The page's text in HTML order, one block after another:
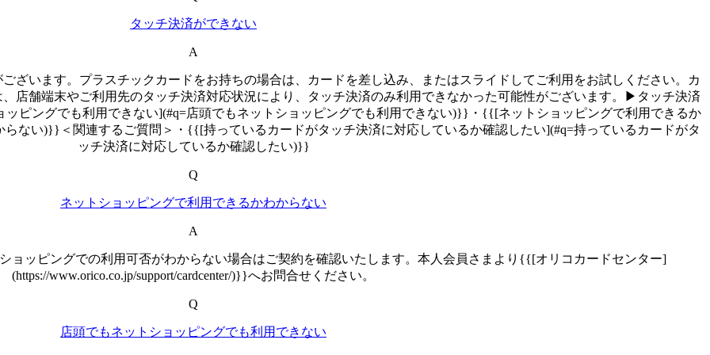
タッチ決済ができない
A
ざいます。プラスチックカードをお持ちの場合は、カードを差し込み、またはスライドしてご利用をお試しください。カ
店舗端末やご利用先のタッチ決済対応状況により、タッチ決済のみ利用できなかった可能性がございます。▶タッチ決済
ピングでも利用できない](#q=店頭でもネットショッピングでも利用できない)}}・{{[ネットショッピングで利用できるか
ない)}}＜関連するご質問＞・{{[持っているカードがタッチ決済に対応しているか確認したい](#q=持っているカードがタ
ッチ決済に対応しているか確認したい)}}
Q
ネットショッピングで利用できるかわからない
A
ョッピングでの利用可否がわからない場合はご契約を確認いたします。本人会員さまより{{[オリコカードセンター]
(https://www.orico.co.jp/support/cardcenter/)}}へお問合せください。
Q
店頭でもネットショッピングでも利用できない